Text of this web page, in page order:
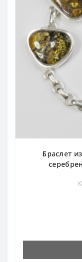
Браслет